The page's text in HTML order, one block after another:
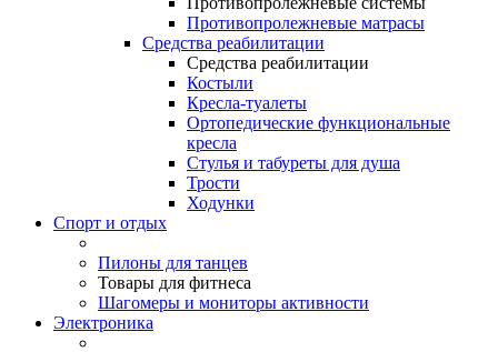
Противопролежневые матрасы
Средства реабилитации
Средства реабилитации
Костыли
Кресла-туалеты
Ортопедические функциональные
кресла
Стулья и табуреты для душа
Трости
Ходунки
Спорт и отдых
Пилоны для танцев
Товары для фитнеса
Шагомеры и мониторы активности
Электроника